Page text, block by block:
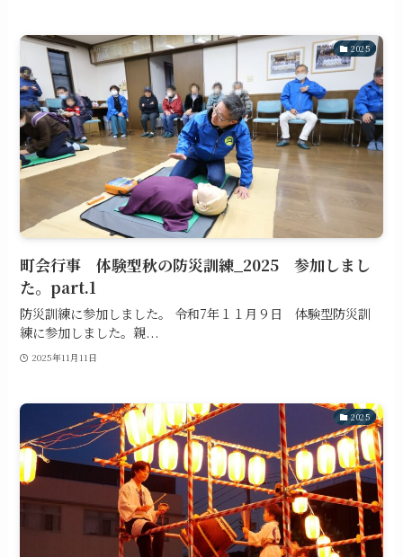
2025
町会行事 体験型秋の防災訓練_2025 参加しまし
た。part.1
防災訓練に参加しました。 令和7年１１月９日 体験型防災訓
練に参加しました。親...
2025年11月11日
2025